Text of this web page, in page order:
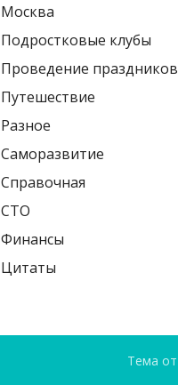
Москва
Подростковые клубы
Проведение праздников
Путешествие
Разное
Саморазвитие
Справочная
СТО
Финансы
Цитаты
Тема от